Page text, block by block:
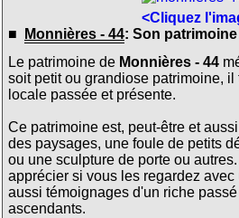
<Cliquez
■
Monnières - 44: Son patrimoine
Le patrimoine de Monnières - 44
soit petit ou grandiose patrimoine,
locale passée et présente.
Ce patrimoine est, peut-être et
des paysages, une foule de petits
ou une sculpture de porte ou
apprécier si vous les regardez
aussi témoignages d'un riche
ascendants.